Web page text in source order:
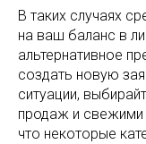
В таких случаях
на ваш баланс в
альтернативное
создать новую
ситуации,
продаж и свежими
что некоторые